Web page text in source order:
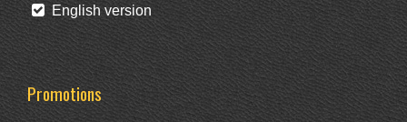
English version
Promotions